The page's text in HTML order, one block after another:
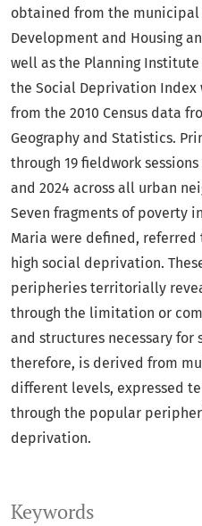
Keywords
obtained from the
Development and Housing
well as the Planning
the Social Deprivation Index
from the 2010 Census data
Geography and Statistics.
through 19 fieldwork
and 2024 across all urban
Seven fragments of poverty
Maria were defined,
high social deprivation.
peripheries territorially
through the limitation or
and structures necessary for
therefore, is derived from
different levels, expressed
through the popular
deprivation.